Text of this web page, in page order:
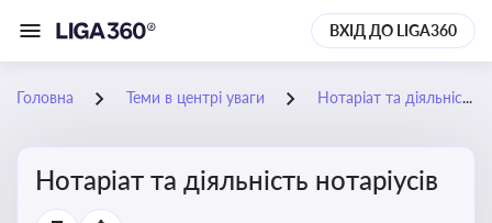
ВХІД ДО LIGA360
Головна Теми в центрі уваги Нотаріат та діяльність нотаріусів
Нотаріат та діяльність нотаріусів